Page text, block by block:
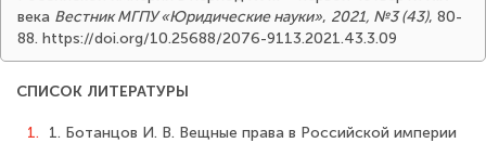
века Вестник МГПУ «Юридические науки», 2021, №3 (43), 80-
88. https://doi.org/10.25688/2076-9113.2021.43.3.09
СПИСОК ЛИТЕРАТУРЫ
1.
1. Ботанцов И. В. Вещные права в Российской империи